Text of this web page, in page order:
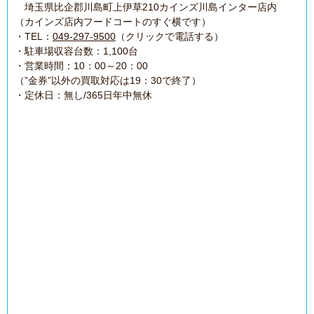
埼玉県比企郡川島町上伊草210カインズ川島インター店内
（カインズ店内フードコートのすぐ横です）
・TEL： 049-297-9500 （クリックで電話する）
・駐車場収容台数：1,100台
・営業時間：10：00～20：00
（”金券”以外の買取対応は19：30で終了）
・定休日：無し/365日年中無休